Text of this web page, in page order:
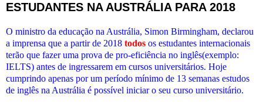
ESTUDANTES NA AUSTRÁLIA PARA 2018
O ministro da educação na Austrália, Simon Birmingham, declarou
a imprensa que a partir de 2018 todos os estudantes internacionais
terão que fazer uma prova de pro-eficiência no inglês(exemplo:
IELTS) antes de ingressarem em cursos universitários. Hoje
cumprindo apenas por um período mínimo de 13 semanas estudos
de inglês na Austrália é possível iniciar o seu curso universitário.